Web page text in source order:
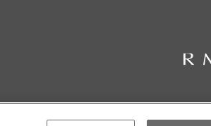
© RMK Div. e’quipe, LTD. All rights